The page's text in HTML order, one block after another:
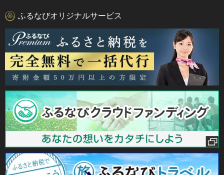
ふるなびオリジナルサービス